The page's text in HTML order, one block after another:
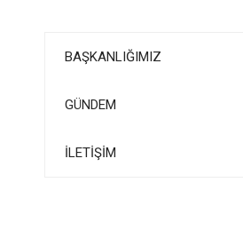
BAŞKANLIĞIMIZ
GÜNDEM
İLETİŞİM